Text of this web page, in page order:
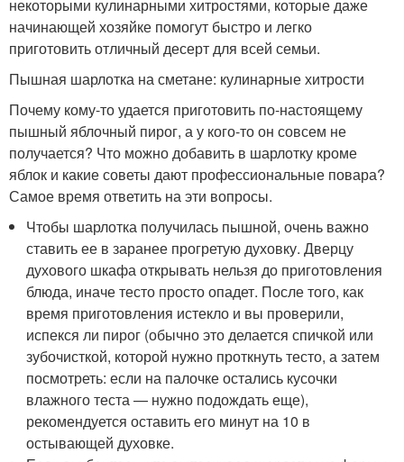
некоторыми кулинарными хитростями, которые даже
начинающей хозяйке помогут быстро и легко
приготовить отличный десерт для всей семьи.
Пышная шарлотка на сметане: кулинарные хитрости
Почему кому-то удается приготовить по-настоящему
пышный яблочный пирог, а у кого-то он совсем не
получается? Что можно добавить в шарлотку кроме
яблок и какие советы дают профессиональные повара?
Самое время ответить на эти вопросы.
Чтобы шарлотка получилась пышной, очень важно
ставить ее в заранее прогретую духовку. Дверцу
духового шкафа открывать нельзя до приготовления
блюда, иначе тесто просто опадет. После того, как
время приготовления истекло и вы проверили,
испекся ли пирог (обычно это делается спичкой или
зубочисткой, которой нужно проткнуть тесто, а затем
посмотреть: если на палочке остались кусочки
влажного теста — нужно подождать еще),
рекомендуется оставить его минут на 10 в
остывающей духовке.